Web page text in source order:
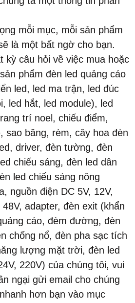
mỗi mục, mỗi sản phẩm
là một bất ngờ cho bạn.
kỳ câu hỏi về việc mua hoặc
phẩm đèn led quảng cáo
led, led ma trận, led đúc
led hắt, led module), led
trí noel, chiếu điểm,
sao băng, rèm, cây hoa đèn
driver, đèn tường, đèn
chiếu sáng, đèn led dân
led chiếu sáng nông
nguồn điện DC 5V, 12V,
48V, adapter, đèn exit (khẩn
cáo, đèm đường, đèn
chống nổ, đèn pha sạc tích
lượng mặt trời, đèn led
220V) của chúng tôi, vui
ngại gửi email cho chúng
hơn bạn vào mục